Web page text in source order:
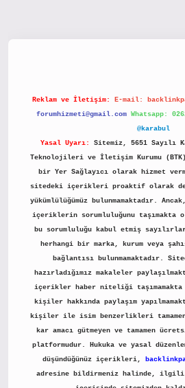
Reklam ve İletişim: E-mail:
forumhizmeti@gmail.com Whatsapp:
@karabul
Yasal Uyarı:
Sitemiz, 5651 Sayılı
Teknolojileri ve İletişim Kurumu (BTK)
bir Yer Sağlayıcı olarak hizmet
sitedeki içerikleri proaktif olarak
yükümlülüğümüz bulunmamaktadır.
içeriklerin sorumluluğunu taşımakta
bu sorumluluğu kabul etmiş
herhangi bir marka, kurum veya
bağlantısı bulunmamaktadır.
hazırladığımız makaleler
içerikler haber niteliği taşımamakta
kişiler hakkında paylaşım
kişiler ile isim benzerlikleri
kar amacı gütmeyen ve tamamen
platformudur. Hukuka ve yasal
düşündüğünüz içerikleri,
adresine bildirmeniz halinde,